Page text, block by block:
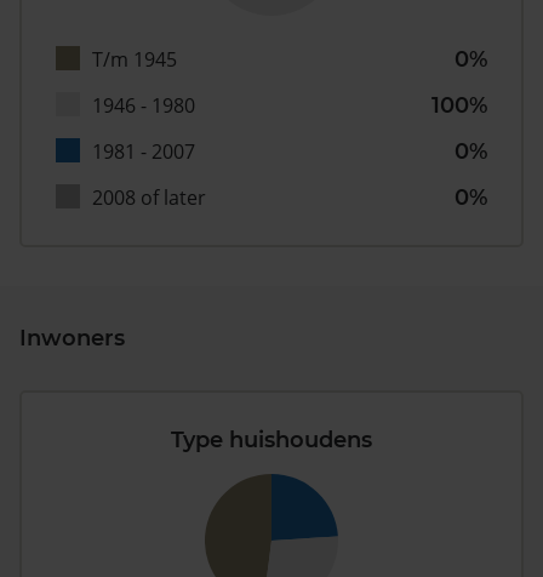
T/m 1945
0%
1946 - 1980
100%
1981 - 2007
0%
2008 of later
0%
Inwoners
Type huishoudens